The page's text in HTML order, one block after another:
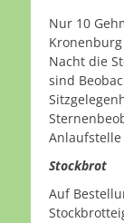
Nur 10
Nacht die
sind
Stockbrot
Auf